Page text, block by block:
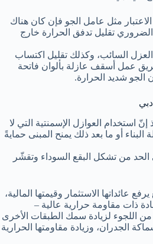
مثل عامل الجو فإن كان هناك
تقليل تدفق الحرارة خارج
العزل السائب، وكذلك تقليل اكتساب
عمل أسقف عازلة بألوان فاتحة
الجو شديد الحرارة.
إنّ استخدام العوازل الإسمنتية التي لا
أو ما بعد ذلك يمنح المبنى حمايةً
من تشكل البقع السوداء وتقشّر
عائداتها الاستثمار وقيمتها المالية،
ذات مقاومة حرارية عالية –
اللجوء لزيادة سمك الطبقات الأخرى
الجدران، وزيادة مقاومتها الحرارية